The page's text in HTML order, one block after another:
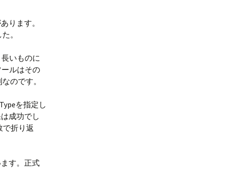
ります。
。
いものに
ルはその
のです。
を指定し
成功でし
で折り返
す。正式